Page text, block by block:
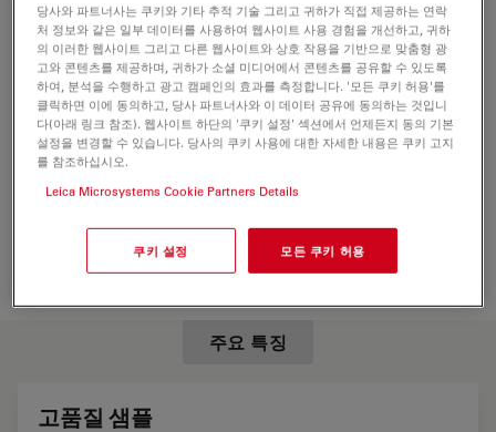
주요 특징
고품질 샘플
당사와 파트너사는 쿠키와 기타 추적 기술 그리고 귀하가 직접 제공하는 연락
처 정보와 같은 일부 데이터를 사용하여 웹사이트 사용 경험을 개선하고, 귀하
의 이러한 웹사이트 그리고 다른 웹사이트와 상호 작용을 기반으로 맞춤형 광
고와 콘텐츠를 제공하며, 귀하가 소셜 미디어에서 콘텐츠를 공유할 수 있도록
하여, 분석을 수행하고 광고 캠페인의 효과를 측정합니다. '모든 쿠키 허용'를
클릭하면 이에 동의하고, 당사 파트너사와 이 데이터 공유에 동의하는 것입니
다(아래 링크 참조). 웹사이트 하단의 '쿠키 설정' 섹션에서 언제든지 동의 기본
설정을 변경할 수 있습니다. 당사의 쿠키 사용에 대한 자세한 내용은 쿠키 고지
를 참조하십시오.
Leica Microsystems Cookie Partners Details
쿠키 설정 모든 쿠키 허용